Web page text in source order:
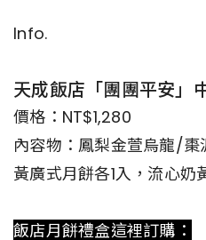
Info.
天成飯店「團團平安」
價格：NT$1,280
內容物：鳳梨金萱烏龍/
黃廣式月餅各1入，流心奶
飯店月餅禮盒這裡訂購：